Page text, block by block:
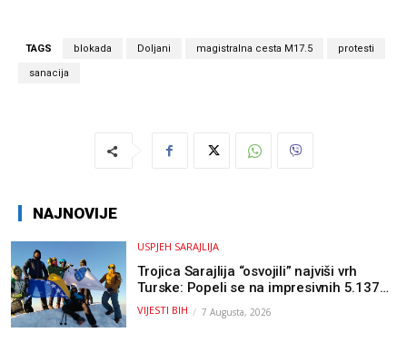
TAGS blokada Doljani magistralna cesta M17.5 protesti
sanacija
NAJNOVIJE
USPJEH SARAJLIJA
Trojica Sarajlija “osvojili” najviši vrh
Turske: Popeli se na impresivnih 5.137
metara
VIJESTI BIH 7 Augusta, 2026